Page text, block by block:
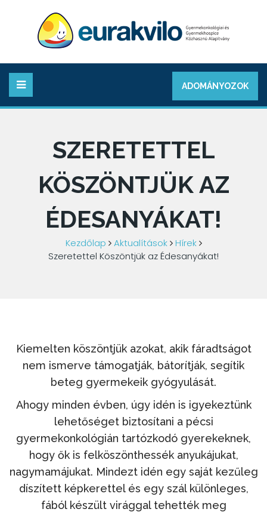
ADOMÁNYOZOK
SZERETETTEL
KÖSZÖNTJÜK AZ
ÉDESANYÁKAT!
Kezdőlap Aktualítások
Hírek
Szeretettel Köszöntjük az Édesanyákat!
Kiemelten köszöntjük azokat, akik fáradtságot
nem ismerve támogatják, bátorítják, segítik
beteg gyermekeik gyógyulását.
Ahogy minden évben, úgy idén is igyekeztünk
lehetőséget biztosítani a pécsi
gyermekonkológián tartózkodó gyerekeknek,
hogy ők is felköszönthessék anyukájukat,
nagymamájukat. Mindezt idén egy saját kezűleg
díszített képkerettel és egy szál különleges,
fából készült virággal tehették meg